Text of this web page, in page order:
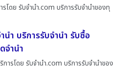
โดย รับจํานํา.com บริการรับจำนำของทุ
ำ บริการรับจำนำ รับซื้อ
จำนำ
ารโดย รับจํานํา.com บริการรับจำนำของ